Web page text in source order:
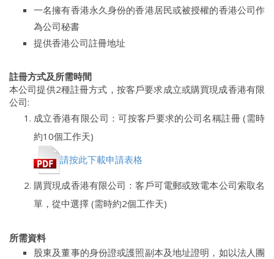
一名擁有香港永久身份的香港居民或被授權的香港公司作
為公司秘書
提供香港公司註冊地址
註冊方式及所需時間
本公司提供2種註冊方式，按客戶要求成立或購買現成香港有限
公司:
成立香港有限公司：可按客戶要求的公司名稱註冊 (需時
約10個工作天)
請按此下載申請表格
購買現成香港有限公司：客戶可電郵或致電本公司索取名
單，從中選擇 (需時約2個工作天)
所需資料
股東及董事的身份證或護照副本及地址證明，如以法人團